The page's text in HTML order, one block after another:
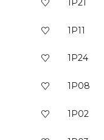
1P21
1P11
1P24
1P08
1P02